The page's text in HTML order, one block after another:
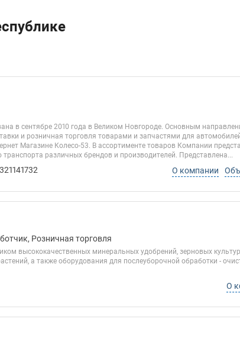
в сентябре 2010 года в Великом Новгороде. Основным
и розничная торговля товарами и запчастями для
Магазине Колесо-53. В ассортименте товаров Компании
транспорта различных брендов и производителей. Представлена...
О компании
Розничная торговля
высококачественных минеральных удобрений, зерновых
а также оборудования для послеуборочной обработки -
О